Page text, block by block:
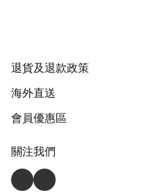
退貨及退款政策
海外直送
會員優惠區
關注我們